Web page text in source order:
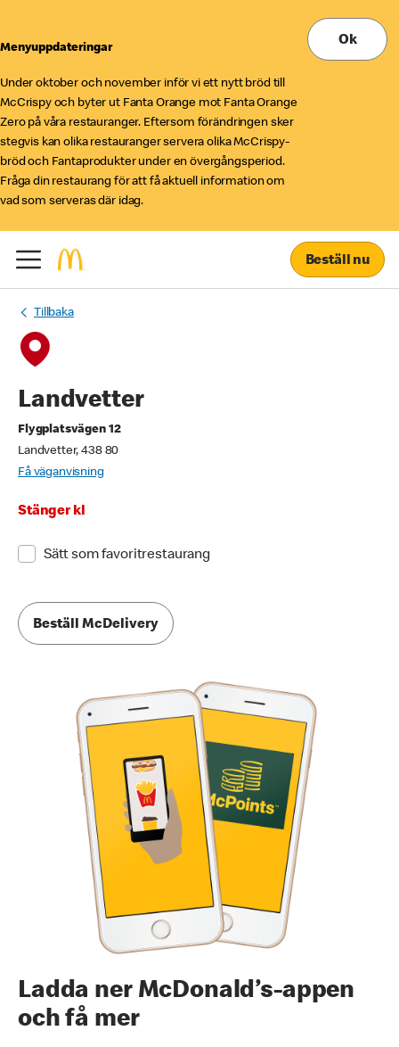
Menyuppdateringar
Under oktober och november inför vi ett nytt bröd till
McCrispy och byter ut Fanta Orange mot Fanta Orange
Zero på våra restauranger. Eftersom förändringen sker
stegvis kan olika restauranger servera olika McCrispy-
bröd och Fantaprodukter under en övergångsperiod.
Fråga din restaurang för att få aktuell information om
vad som serveras där idag.
Ok
Beställ nu
Tillbaka
Landvetter
Flygplatsvägen 12
Landvetter, 438 80
Få väganvisning
Stänger kl
Sätt som favoritrestaurang
Beställ McDelivery
Ladda ner McDonald’s-appen
och få mer